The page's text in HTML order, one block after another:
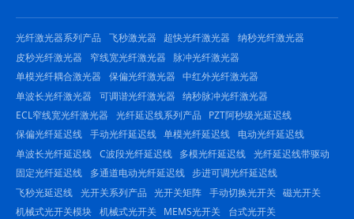
光纤激光器系列产品 飞秒激光器 超快光纤激光器
纳秒光纤激光器
皮秒光纤激光器
窄线宽光纤激光器
脉冲光纤激光器
单模光纤耦合激光器
保偏光纤激光器 中红外光纤激光器
单波长光纤激光器
可调谐光纤激光器 纳秒脉冲光纤激光器
ECL窄线宽光纤激光器
光纤延迟线系列产品
PZT阿秒级光延迟线
保偏光纤延迟线 手动光纤延迟线 单模光纤延迟线
电动光纤延迟线
单波长光纤延迟线 C波段光纤延迟线 多模光纤延迟线 光纤延迟线带驱动
固定光纤延迟线
多通道电动光纤延迟线 步进可调光纤延迟线
飞秒光延迟线 光开关系列产品 光开关矩阵 手动切换光开关 磁光开关
机械式光开关模块 机械式光开关 MEMS光开关
台式光开关